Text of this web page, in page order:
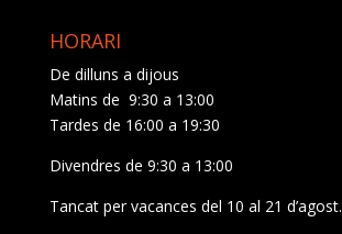
HORARI
De dilluns a dijous
Matins de 9:30 a 13:00
Tardes de 16:00 a 19:30
Divendres de 9:30 a 13:00
Tancat per vacances del 10 al 21 d’agost.